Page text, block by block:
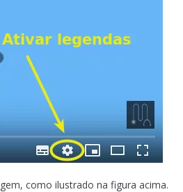
como ilustrado na figura acima.